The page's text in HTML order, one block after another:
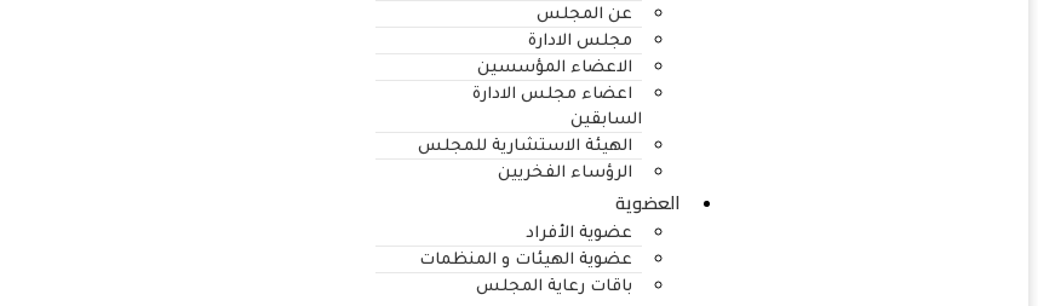
عن المجلس
مجلس الادارة
الاعضاء المؤسسين
اعضاء مجلس الادارة
السابقين
الهيئة الاستشارية للمجلس
الرؤساء الفخريين
العضوية
عضوية الأفراد
عضوية الهيئات و المنظمات
باقات رعاية المجلس